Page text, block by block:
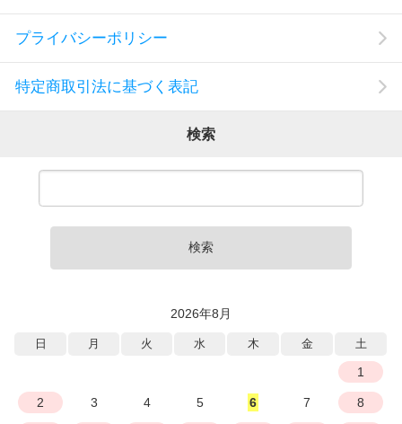
プライバシーポリシー
特定商取引法に基づく表記
検索
検索
2026年8月
日 月 火 水 木 金 土
1
2 3 4 5 6 7 8